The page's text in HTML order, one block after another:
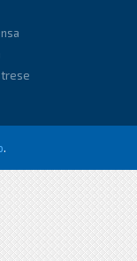
.